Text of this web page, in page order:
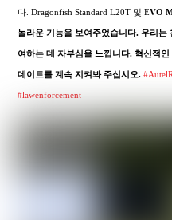
다. Dragonfish Standard L20T 및 EVO
놀라운 기능을 보여주었습니다. 우리는
여하는 데 자부심을 느낍니다. 혁신적
데이트를 계속 지켜봐 주십시오.
#lawenforcement